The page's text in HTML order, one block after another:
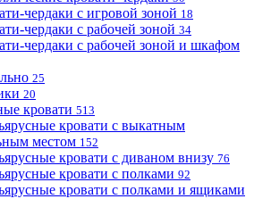
чердаки с игровой зоной 18
чердаки с рабочей зоной 34
чердаки с рабочей зоной и шкафом
25
20
кровати 513
кровати с выкатным
местом 152
кровати с диваном внизу 76
кровати с полками 92
кровати с полками и ящиками